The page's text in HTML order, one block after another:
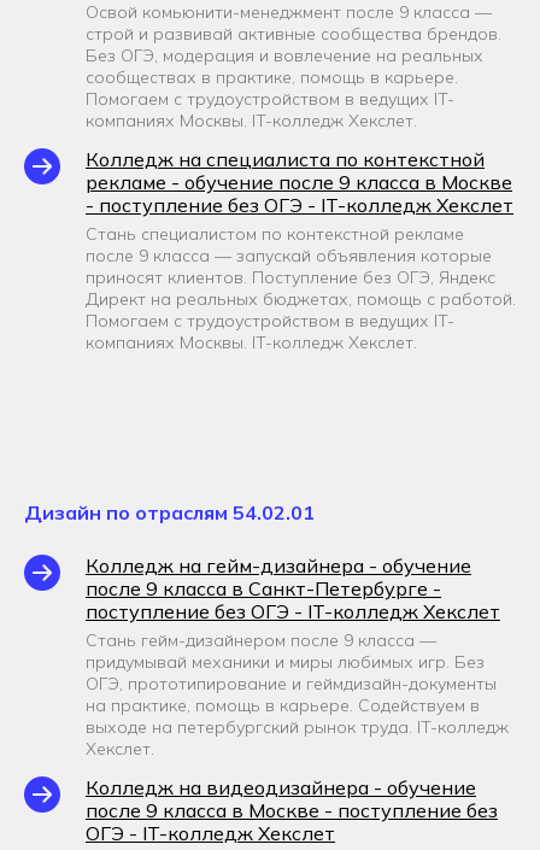
Освой комьюнити-менеджмент после 9 класса —
строй и развивай активные сообщества брендов.
Без ОГЭ, модерация и вовлечение на реальных
сообществах в практике, помощь в карьере.
Помогаем с трудоустройством в ведущих IT-
компаниях Москвы. IT-колледж Хекслет.
Колледж на специалиста по контекстной
рекламе - обучение после 9 класса в Москве
- поступление без ОГЭ - IT-колледж Хекслет
Стань специалистом по контекстной рекламе
после 9 класса — запускай объявления которые
приносят клиентов. Поступление без ОГЭ, Яндекс
Директ на реальных бюджетах, помощь с работой.
Помогаем с трудоустройством в ведущих IT-
компаниях Москвы. IT-колледж Хекслет.
Дизайн по отраслям 54.02.01
Колледж на гейм-дизайнера - обучение
после 9 класса в Санкт-Петербурге -
поступление без ОГЭ - IT-колледж Хекслет
Стань гейм-дизайнером после 9 класса —
придумывай механики и миры любимых игр. Без
ОГЭ, прототипирование и геймдизайн-документы
на практике, помощь в карьере. Содействуем в
выходе на петербургский рынок труда. IT-колледж
Хекслет.
Колледж на видеодизайнера - обучение
после 9 класса в Москве - поступление без
ОГЭ - IT-колледж Хекслет